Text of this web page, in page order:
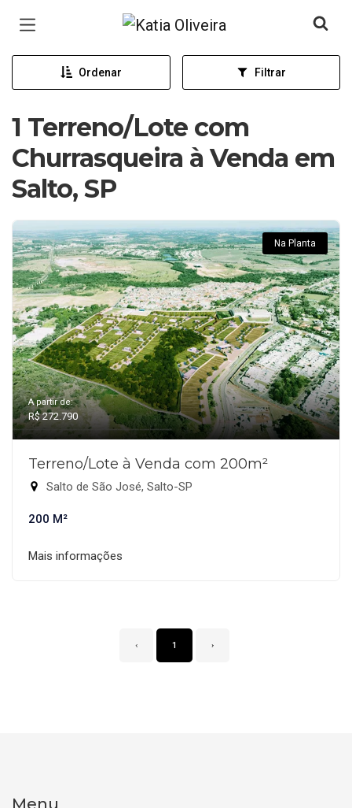
Página inicial
Ordenar Filtrar
1 Terreno/Lote com
Churrasqueira à Venda em
Salto, SP
Na Planta
A partir de:
R$ 272.790
Terreno/Lote à Venda com 200m²
Salto de São José, Salto-SP
200 M²
Mais informações
‹ 1 ›
Menu